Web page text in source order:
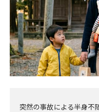
突然の事故による半身不